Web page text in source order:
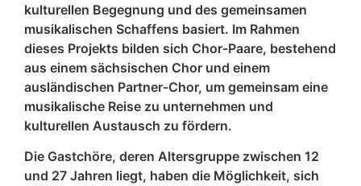
kulturellen Begegnung und des gemeinsamen
musikalischen Schaffens basiert. Im Rahmen
dieses Projekts bilden sich Chor-Paare, bestehend
aus einem sächsischen Chor und einem
ausländischen Partner-Chor, um gemeinsam eine
musikalische Reise zu unternehmen und
kulturellen Austausch zu fördern.
Die Gastchöre, deren Altersgruppe zwischen 12
und 27 Jahren liegt, haben die Möglichkeit, sich